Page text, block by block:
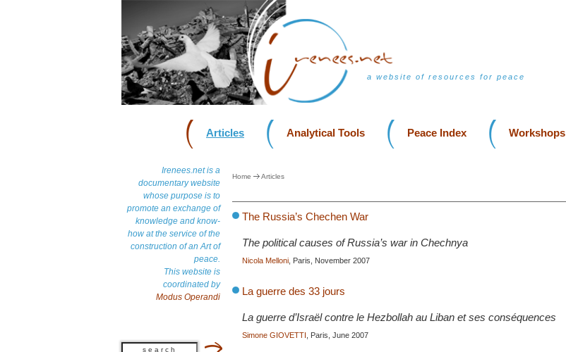
a website of resources for peace
Articles Analytical Tools Peace Index Workshops
Irenees.net is a
documentary website
whose purpose is to
promote an exchange of
knowledge and know-
how at the service of the
construction of an Art of
peace.
This website is
coordinated by
Modus Operandi
Home Articles
The Russia’s Chechen War
The political causes of Russia’s war in Chechnya
Nicola Melloni , Paris, November 2007
La guerre des 33 jours
La guerre d’Israël contre le Hezbollah au Liban et ses conséquences
Simone GIOVETTI , Paris, June 2007